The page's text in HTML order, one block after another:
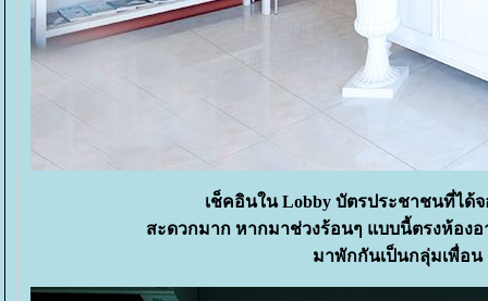
เช็คอินใน Lobby บัตรประชาชนที่ได้
สะดวกมาก หากมาช่วงร้อนๆ แบบนี้ตรงห้อง
มาพักกันเป็นกลุ่มเพื่อ